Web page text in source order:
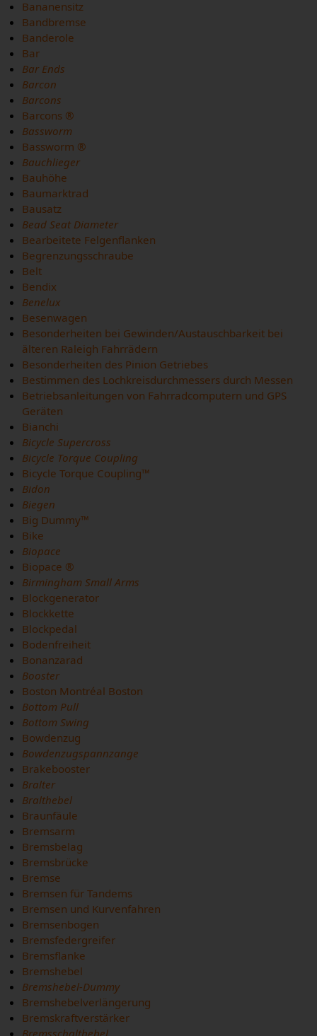
Bananensitz
Bandbremse
Banderole
Bar
Bar Ends
Barcon
Barcons
Barcons ®
Bassworm
Bassworm ®
Bauchlieger
Bauhöhe
Baumarktrad
Bausatz
Bead Seat Diameter
Bearbeitete Felgenflanken
Begrenzungsschraube
Belt
Bendix
Benelux
Besenwagen
Besonderheiten bei Gewinden/Austauschbarkeit bei
älteren Raleigh Fahrrädern
Besonderheiten des Pinion Getriebes
Bestimmen des Lochkreisdurchmessers durch Messen
Betriebsanleitungen von Fahrradcomputern und GPS
Geräten
Bianchi
Bicycle Supercross
Bicycle Torque Coupling
Bicycle Torque Coupling™
Bidon
Biegen
Big Dummy™
Bike
Biopace
Biopace ®
Birmingham Small Arms
Blockgenerator
Blockkette
Blockpedal
Bodenfreiheit
Bonanzarad
Booster
Boston Montréal Boston
Bottom Pull
Bottom Swing
Bowdenzug
Bowdenzugspannzange
Brakebooster
Bralter
Bralthebel
Braunfäule
Bremsarm
Bremsbelag
Bremsbrücke
Bremse
Bremsen für Tandems
Bremsen und Kurvenfahren
Bremsenbogen
Bremsfedergreifer
Bremsflanke
Bremshebel
Bremshebel-Dummy
Bremshebelverlängerung
Bremskraftverstärker